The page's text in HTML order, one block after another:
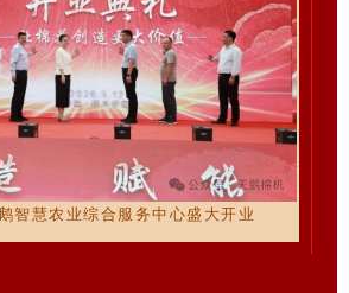
智慧农业综合服务中心盛大开业